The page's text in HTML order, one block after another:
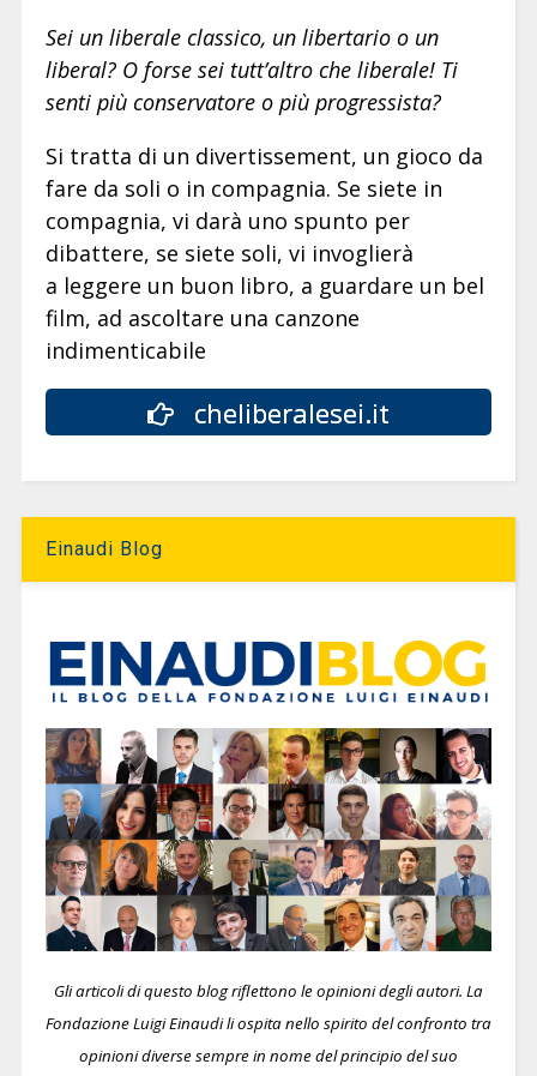
Sei un liberale classico, un libertario o un
liberal? O forse sei tutt’altro che liberale! Ti
senti più conservatore o più progressista?
Si tratta di un divertissement, un gioco da
fare da soli o in compagnia. Se siete in
compagnia, vi darà uno spunto per
dibattere, se siete soli, vi invoglierà
a leggere un buon libro, a guardare un bel
film, ad ascoltare una canzone
indimenticabile
cheliberalesei.it
Einaudi Blog
Gli articoli di questo blog riflettono le opinioni degli autori. La
Fondazione Luigi Einaudi li ospita nello spirito del confronto tra
opinioni diverse sempre in nome del principio del suo